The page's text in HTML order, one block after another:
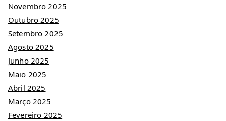
Novembro 2025
Outubro 2025
Setembro 2025
Agosto 2025
Junho 2025
Maio 2025
Abril 2025
Março 2025
Fevereiro 2025